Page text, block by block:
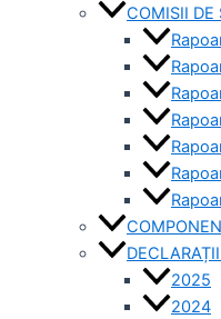
COMISII DE
2025
2024